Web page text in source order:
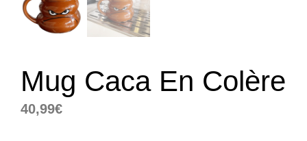
Mug Caca En Colère
40,99€